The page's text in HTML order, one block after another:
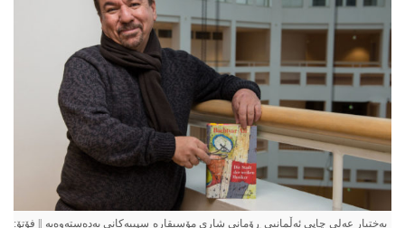
به‌ختیار عه‌لی چاپی ئه‌ڵمانیی ڕۆمانی شاری مۆسیقاره‌ سپییه‌كانی به‌ده‌سته‌وه‌یه‌ || فۆتۆ: